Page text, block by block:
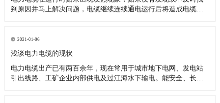
到原因并马上解决问题，电缆继续连续通电运行后将造成电缆发
不好，压接不紧密，造成接头处接触电阻过大，也会造成电缆产
生发热现象。
2021-01-06
浅谈电力电缆的现状
电力电缆出产已有两百余年，现在常用于城市地下电网、发电站
引出线路、工矿企业内部供电及过江海水下输电。能安全、长期